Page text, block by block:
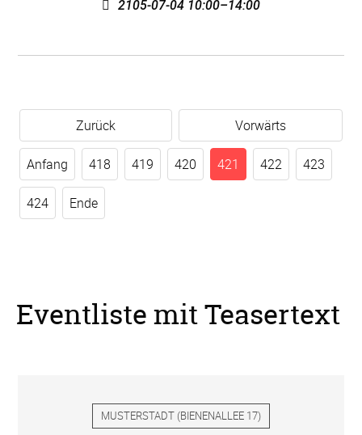
2105-07-04 10:00–14:00
Zurück Vorwärts
Anfang 418 419 420 421 422 423
424 Ende
Eventliste mit Teasertext
MUSTERSTADT (BIENENALLEE 17)